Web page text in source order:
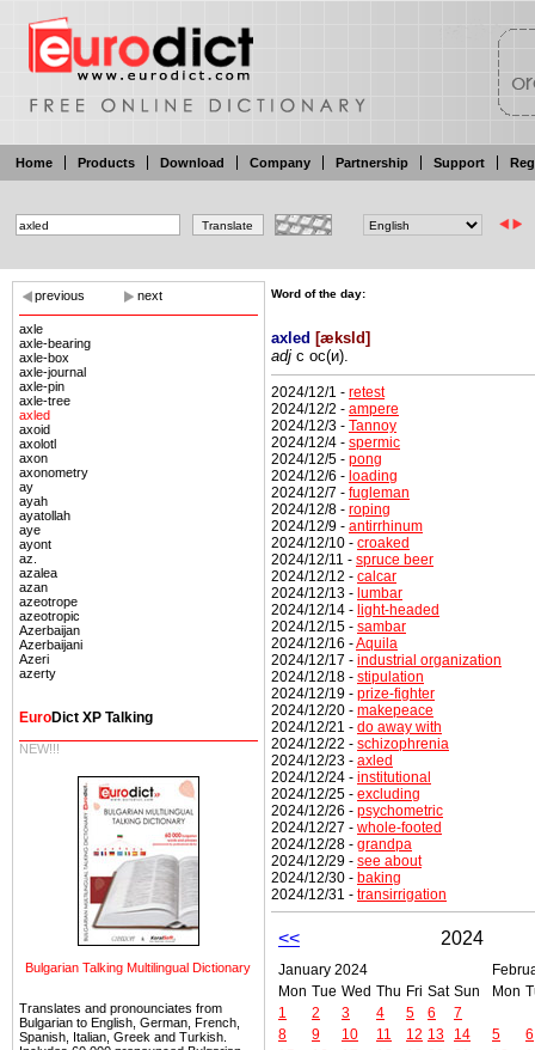
Home Products Download Company Partnership Support
previous next
axle
axle-bearing
axle-box
axle-journal
axle-pin
axle-tree
axled
axoid
axolotl
axon
axonometry
ay
ayah
ayatollah
aye
ayont
az.
azalea
azan
azeotrope
azeotropic
Azerbaijan
Azerbaijani
Azeri
azerty
EuroDict XP Talking
NEW!!!
Bulgarian Talking Multilingual Dictionary
Translates and pronounciates from
Bulgarian to English, German, French,
Spanish, Italian, Greek and Turkish.
Word of the day:
axled [æksld]
adj с ос(и).
2024/12/1 - retest
2024/12/2 - ampere
2024/12/3 - Tannoy
2024/12/4 - spermic
2024/12/5 - pong
2024/12/6 - loading
2024/12/7 - fugleman
2024/12/8 - roping
2024/12/9 - antirrhinum
2024/12/10 - croaked
2024/12/11 - spruce beer
2024/12/12 - calcar
2024/12/13 - lumbar
2024/12/14 - light-headed
2024/12/15 - sambar
2024/12/16 -Aquila
2024/12/17 - industrial organization
2024/12/18 - stipulation
2024/12/19 - prize-fighter
2024/12/20 - makepeace
2024/12/21 - do away with
2024/12/22 - schizophrenia
2024/12/23 - axled
2024/12/24 - institutional
2024/12/25 - excluding
2024/12/26 - psychometric
2024/12/27 - whole-footed
2024/12/28 - grandpa
2024/12/29 - see about
2024/12/30 - baking
2024/12/31 - transirrigation
<< 2024
January 2024
Mon Tue Wed Thu Fri Sat Sun
1
2 3 4 5 6
7
8
9 10 11 12 13
14
Mon
5
6